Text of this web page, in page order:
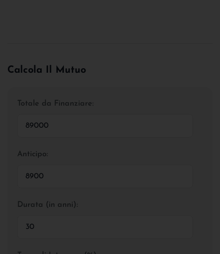
Calcola Il Mutuo
Totale da Finanziare:
Anticipo:
Durata (in anni):